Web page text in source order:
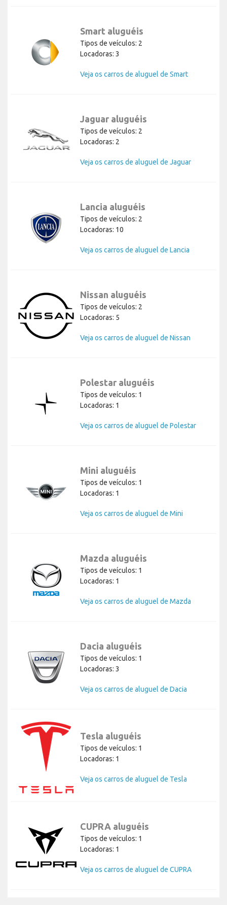
Smart aluguéis
Tipos de veículos: 2
Locadoras: 3
Veja os carros de aluguel de Smart
Jaguar aluguéis
Tipos de veículos: 2
Locadoras: 2
Veja os carros de aluguel de Jaguar
Lancia aluguéis
Tipos de veículos: 2
Locadoras: 10
Veja os carros de aluguel de Lancia
Nissan aluguéis
Tipos de veículos: 2
Locadoras: 5
Veja os carros de aluguel de Nissan
Polestar aluguéis
Tipos de veículos: 1
Locadoras: 1
Veja os carros de aluguel de Polestar
Mini aluguéis
Tipos de veículos: 1
Locadoras: 1
Veja os carros de aluguel de Mini
Mazda aluguéis
Tipos de veículos: 1
Locadoras: 1
Veja os carros de aluguel de Mazda
Dacia aluguéis
Tipos de veículos: 1
Locadoras: 3
Veja os carros de aluguel de Dacia
Tesla aluguéis
Tipos de veículos: 1
Locadoras: 1
Veja os carros de aluguel de Tesla
CUPRA aluguéis
Tipos de veículos: 1
Locadoras: 1
Veja os carros de aluguel de CUPRA